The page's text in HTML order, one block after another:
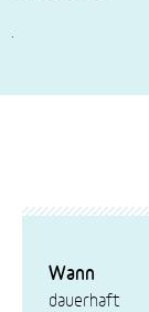
Wann
dauerhaft